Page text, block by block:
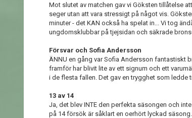
Mot slutet av matchen gav vi Göksten tillåtelse
seger utan att vara stressigt på något vis.
minuter - det KAN också ha spelat in... Vi tog
ungdomsklubbar på tjejsidan och säkrade
Försvar och Sofia Andersson
ÄNNU en gång var Sofia Andersson fantastiskt
framför har blivit lite av ett signum och ett
i de flesta fallen. Det gav en trygghet som ledde
13 av 14
Ja, det blev INTE den perfekta säsongen och
på 14 försök är såklart en oerhört lyckad